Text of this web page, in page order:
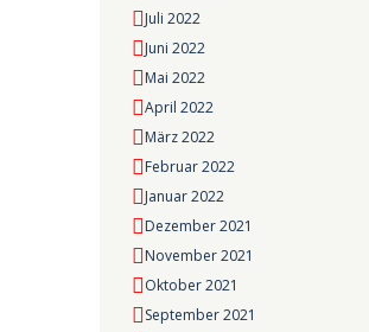
Juli 2022
Juni 2022
Mai 2022
April 2022
März 2022
Februar 2022
Januar 2022
Dezember 2021
November 2021
Oktober 2021
September 2021